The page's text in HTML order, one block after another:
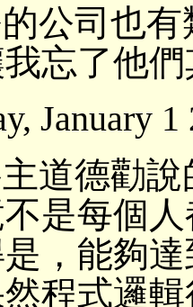
公司也
忘了他
January
道德勸
是每個
，能夠
程式邏